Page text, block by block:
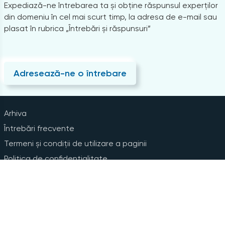
Expediază-ne întrebarea ta și obține răspunsul experților
din domeniu în cel mai scurt timp, la adresa de e-mail sau
plasat în rubrica „Întrebări și răspunsuri”
Adresează-ne o întrebare
Arhiva
Întrebări frecvente
Termeni și condiții de utilizare a paginii
Politica de confidențialitate